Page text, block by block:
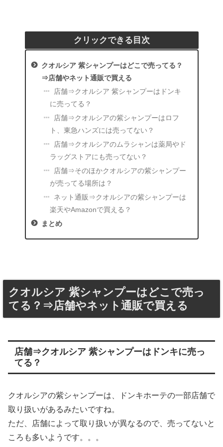
クリックできる目次
クオルシア 紫シャンプーはどこで売ってる？
⇒店舗やネット通販で買える
店舗⇒クオルシア 紫シャンプーはドンキ
に売ってる？
店舗⇒クオルシアの紫シャンプーはロフ
ト、東急ハンズには売ってない？
店舗⇒クオルシアのムラシャンは薬局やド
ラッグストアにも売ってない？
店舗⇒そのほかクオルシアの紫シャンプー
が売ってる場所は？
ネット通販⇒クオルシアの紫シャンプーは
楽天やAmazonで買える？
まとめ
クオルシア 紫シャンプーはどこで売っ
てる？⇒店舗やネット通販で買える
店舗⇒クオルシア 紫シャンプーはドンキに売っ
てる？
クオルシアの紫シャンプーは、ドンキホーテの一部店舗で
取り扱いがあるみたいですね。
ただ、店舗によって取り扱いが異なるので、売ってないと
ころも多いようです。。。